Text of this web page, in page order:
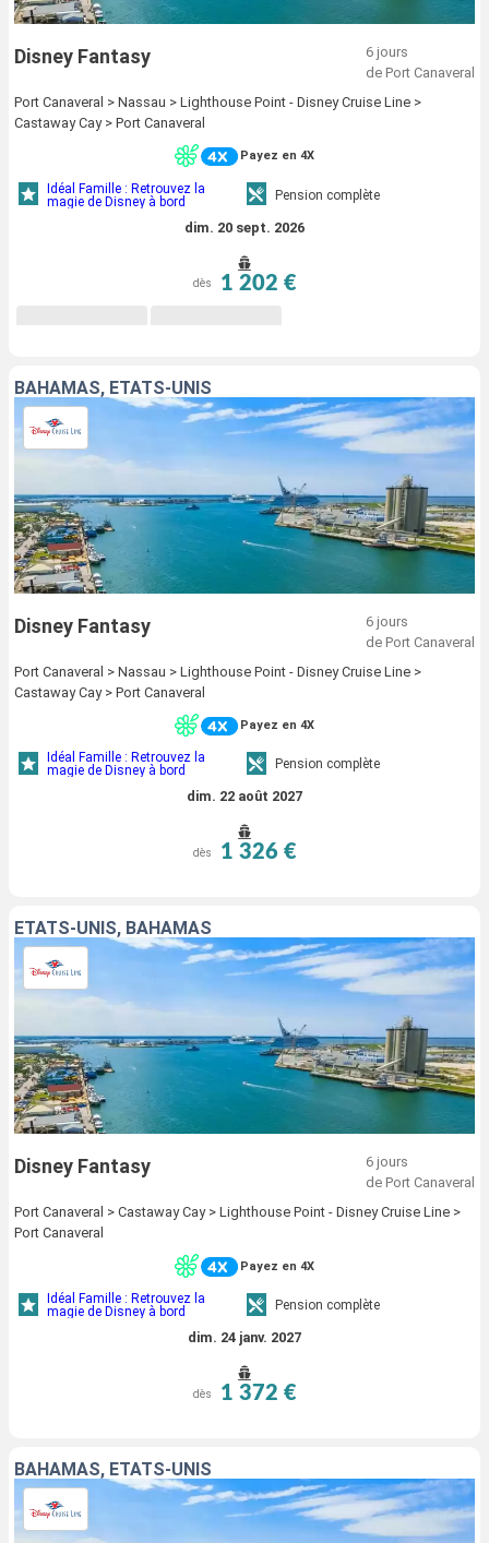
Disney Fantasy
6 jours
de Port Canaveral
Port Canaveral > Nassau > Lighthouse Point - Disney Cruise Line >
Castaway Cay > Port Canaveral
Payez en 4X
Idéal Famille : Retrouvez la
magie de Disney à bord
Pension complète
dim. 20 sept. 2026
dès 1 202 €
BAHAMAS, ÉTATS-UNIS
Disney Fantasy
6 jours
de Port Canaveral
Port Canaveral > Nassau > Lighthouse Point - Disney Cruise Line >
Castaway Cay > Port Canaveral
Payez en 4X
Idéal Famille : Retrouvez la
magie de Disney à bord
Pension complète
dim. 22 août 2027
dès 1 326 €
ÉTATS-UNIS, BAHAMAS
Disney Fantasy
6 jours
de Port Canaveral
Port Canaveral > Castaway Cay > Lighthouse Point - Disney Cruise Line >
Port Canaveral
Payez en 4X
Idéal Famille : Retrouvez la
magie de Disney à bord
Pension complète
dim. 24 janv. 2027
dès 1 372 €
BAHAMAS, ÉTATS-UNIS